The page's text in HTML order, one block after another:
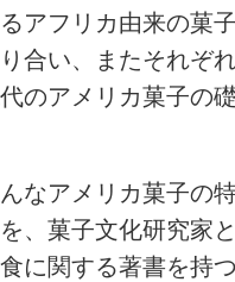
アフリカ由来の菓
合い、またそれぞ
のアメリカ菓子の
なアメリカ菓子の
、菓子文化研究家
に関する著書を持